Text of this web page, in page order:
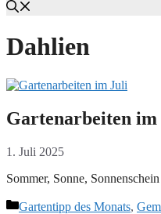
Dahlien
Gartenarbeiten
1. Juli 2025
Sommer, Sonne,
Kategorien
Gartentipp des Monats,